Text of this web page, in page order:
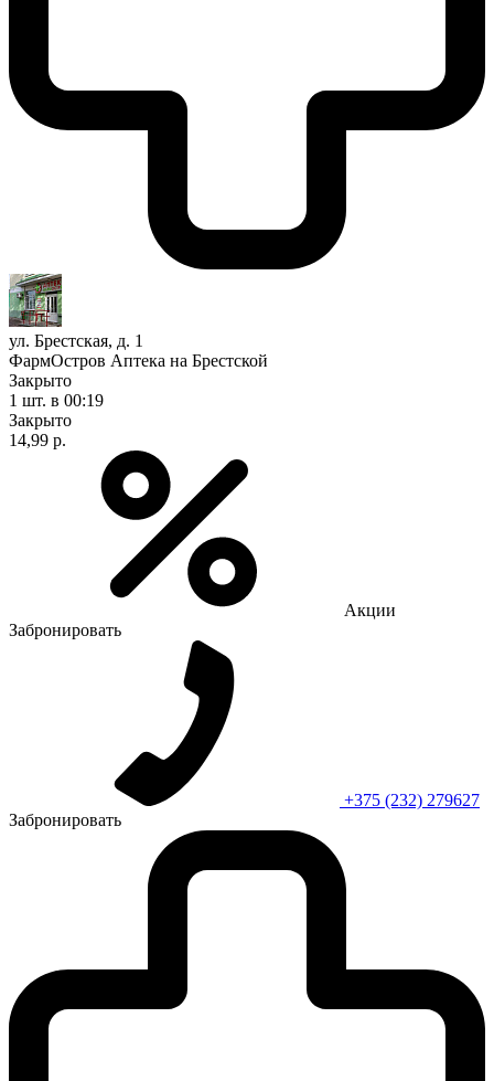
ул. Брестская, д. 1
ФармОстров Аптека на Брестской
Закрыто
1 шт. в 00:19
Закрыто
14,99 р.
Акции
Забронировать
+375 (232) 279627
Забронировать